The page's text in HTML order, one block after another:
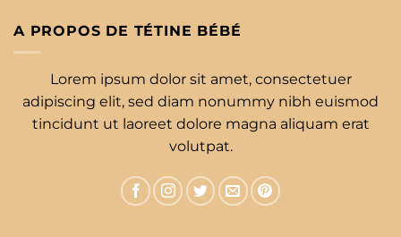
A PROPOS DE TÉTINE BÉBÉ
Lorem ipsum dolor sit amet, consectetuer
adipiscing elit, sed diam nonummy nibh euismod
tincidunt ut laoreet dolore magna aliquam erat
volutpat.